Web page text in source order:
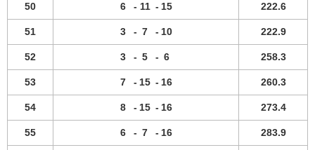
50 6 - 11 - 15 222.6
51 3 - 7 - 10 222.9
52 3 - 5 - 6 258.3
53 7 - 15 - 16 260.3
54 8 - 15 - 16 273.4
55 6 - 7 - 16 283.9